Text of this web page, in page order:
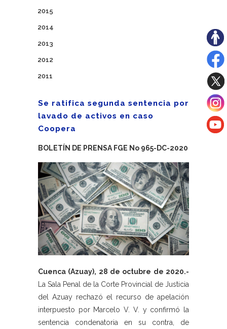
2015
2014
2013
2012
2011
Se ratifica segunda sentencia por
lavado de activos en caso
Coopera
BOLETÍN DE PRENSA FGE No 965-DC-2020
Cuenca (Azuay), 28 de octubre de 2020.-
La Sala Penal de la Corte Provincial de Justicia
del Azuay rechazó el recurso de apelación
interpuesto por Marcelo V. V. y confirmó la
sentencia condenatoria en su contra, de